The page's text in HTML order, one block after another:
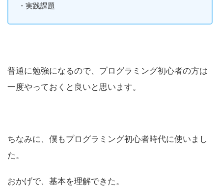
・実践課題
普通に勉強になるので、プログラミング初心者の方は
一度やっておくと良いと思います。
ちなみに、僕もプログラミング初心者時代に使いまし
た。
おかげで、基本を理解できた。